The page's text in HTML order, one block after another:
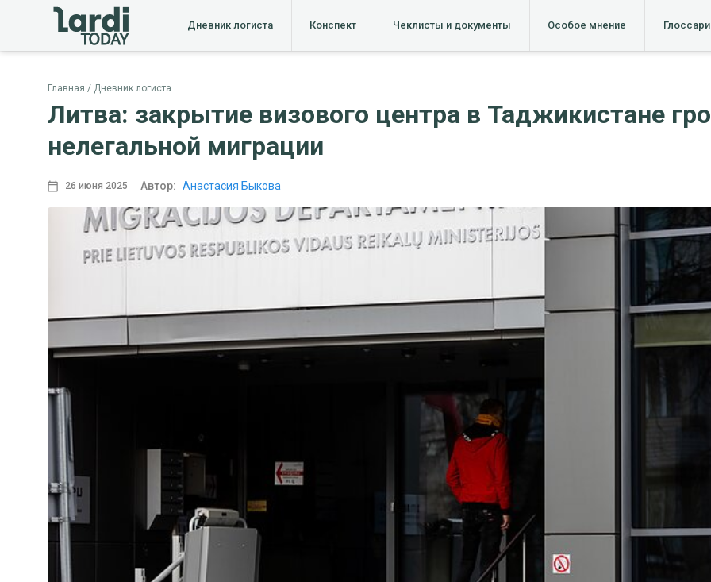
Дневник логиста Конспект Чеклисты и документы Особое мнение
Главная Дневник логиста
Литва: закрытие визового центра в Таджикистане
нелегальной миграции
26 июня 2025 Автор: Анастасия Быкова